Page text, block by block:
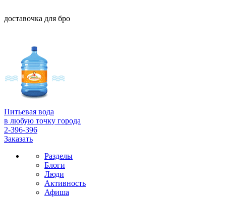
доставочка для бро
Питьевая вода
в любую точку города
2-396-396
Заказать
Разделы
Блоги
Люди
Активность
Афиша